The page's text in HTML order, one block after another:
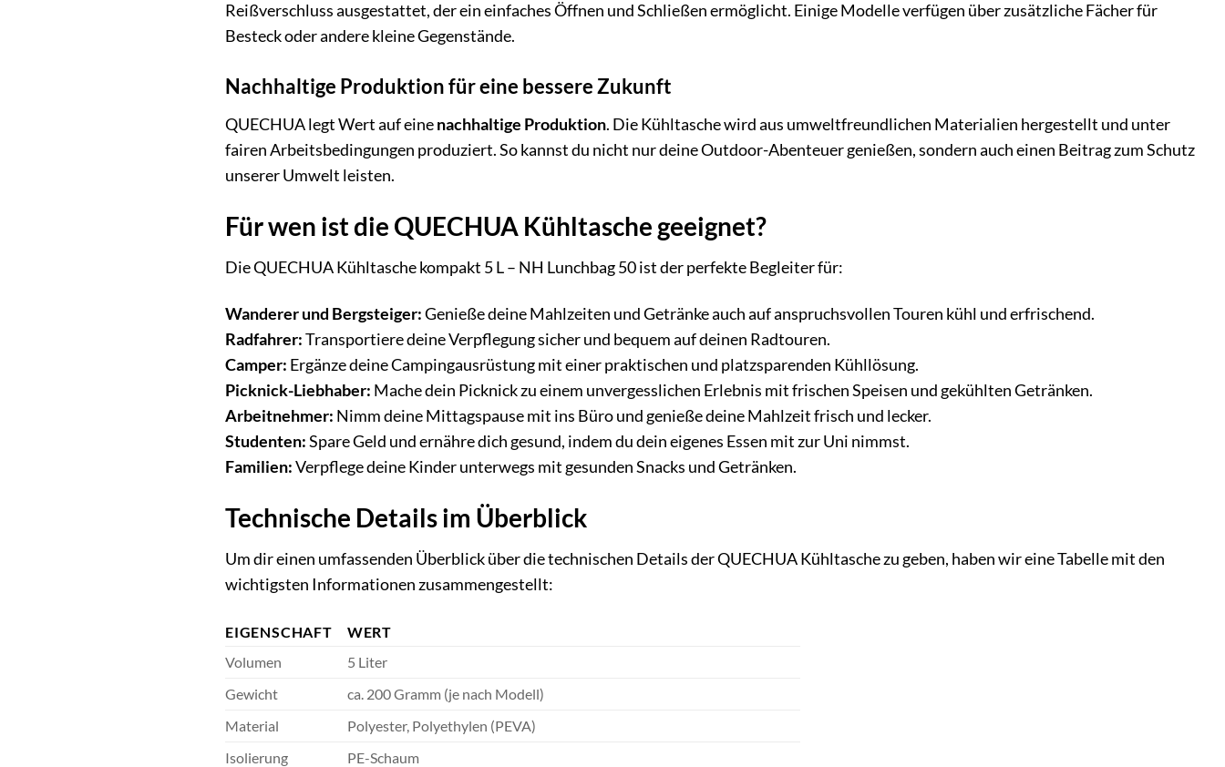
Reißverschluss ausgestattet, der ein einfaches Öffnen und Schließen ermöglicht. Einige Modelle verfügen über zusätzliche Fächer für
Besteck oder andere kleine Gegenstände.
Nachhaltige Produktion für eine bessere Zukunft
QUECHUA legt Wert auf einenachhaltige Produktion. Die Kühltasche wird aus umweltfreundlichen Materialien hergestellt und unter
fairen Arbeitsbedingungen produziert. So kannst du nicht nur deine Outdoor-Abenteuer genießen, sondern auch einen Beitrag zum Schutz
unserer Umwelt leisten.
Für wen ist die QUECHUA Kühltasche geeignet?
Die QUECHUA Kühltasche kompakt 5 L – NH Lunchbag 50 ist der perfekte Begleiter für:
Wanderer und Bergsteiger:Genieße deine Mahlzeiten und Getränke auch auf anspruchsvollen Touren kühl und erfrischend.
Radfahrer:Transportiere deine Verpflegung sicher und bequem auf deinen Radtouren.
Camper: Ergänze deine Campingausrüstung mit einer praktischen und platzsparenden Kühllösung.
Picknick-Liebhaber: Mache dein Picknick zu einem unvergesslichen Erlebnis mit frischen Speisen und gekühlten Getränken.
Arbeitnehmer: Nimm deine Mittagspause mit ins Büro und genieße deine Mahlzeit frisch und lecker.
Studenten:Spare Geld und ernähre dich gesund, indem du dein eigenes Essen mit zur Uni nimmst.
Familien:Verpflege deine Kinder unterwegs mit gesunden Snacks und Getränken.
Technische Details im Überblick
Um dir einen umfassenden Überblick über die technischen Details der QUECHUA Kühltasche zu geben, haben wir eine Tabelle mit den
wichtigsten Informationen zusammengestellt:
EIGENSCHAFT
WERT
Volumen
5 Liter
Gewicht
ca. 200 Gramm (je nach Modell)
Material
Polyester, Polyethylen (PEVA)
Isolierung
PE-Schaum